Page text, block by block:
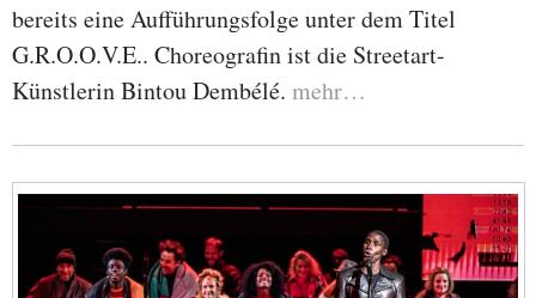
bereits eine Aufführungsfolge unter dem Titel
G.R.O.O.V.E.. Choreografin ist die Streetart-
Künstlerin Bintou Dembélé. mehr…